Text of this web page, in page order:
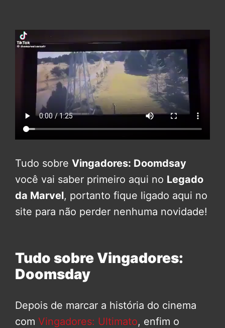
Tudo sobre Vingadores: Doomdsay
você vai saber primeiro aqui no Legado
da Marvel, portanto fique ligado aqui no
site para não perder nenhuma novidade!
Tudo sobre Vingadores:
Doomsday
Depois de marcar a história do cinema
com Vingadores: Ultimato, enfim o